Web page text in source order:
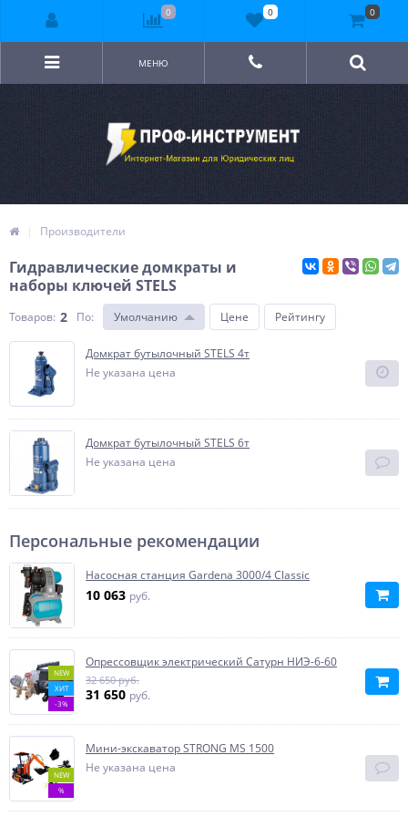
МЕНЮ
Производители
Гидравлические домкраты и
наборы ключей STELS
Товаров: 2 По: Умолчанию Цене Рейтингу
Домкрат бутылочный STELS 4т
Не указана цена
Домкрат бутылочный STELS 6т
Не указана цена
Персональные рекомендации
Насосная станция Gardena 3000/4 Classic
10 063 руб.
NEW
ХИТ
-3%
Опрессовщик электрический Сатурн НИЭ-6-60
32 650 руб.
31 650 руб.
NEW
%
Мини-экскаватор STRONG MS 1500
Не указана цена
0 0 0